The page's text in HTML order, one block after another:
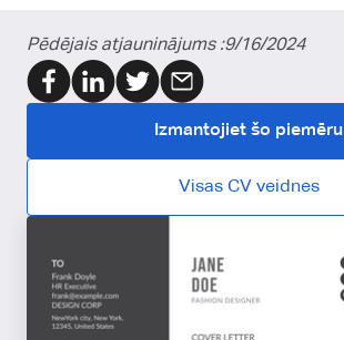
Pēdējais atjauninājums :9/16/2024
Izmantojiet šo piemēru
Visas CV veidnes